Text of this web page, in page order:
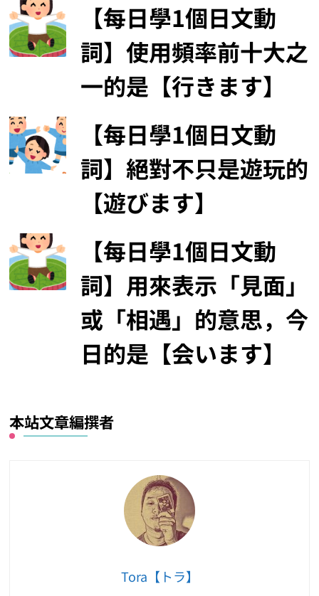
【每日學1個日文動
詞】使用頻率前十大之
一的是【行きます】
【每日學1個日文動
詞】絕對不只是遊玩的
【遊びます】
【每日學1個日文動
詞】用來表示「見面」
或「相遇」的意思，今
日的是【会います】
本站文章編撰者
Tora【トラ】